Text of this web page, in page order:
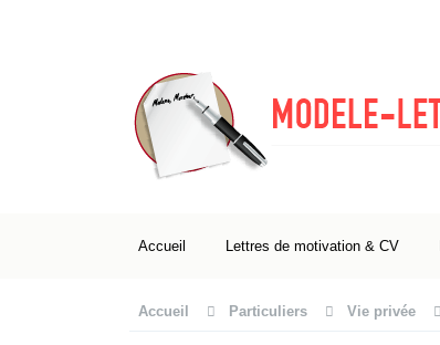
Accueil Lettres de motivation & CV
Accueil Particuliers Vie privée